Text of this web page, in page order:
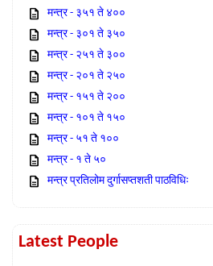
मन्त्र - ३५१ ते ४००
मन्त्र - ३०१ ते ३५०
मन्त्र - २५१ ते ३००
मन्त्र - २०१ ते २५०
मन्त्र - १५१ ते २००
मन्त्र - १०१ ते १५०
मन्त्र - ५१ ते १००
मन्त्र - १ ते ५०
मन्त्र प्रतिलोम दुर्गासप्तशती पाठविधिः
Latest People